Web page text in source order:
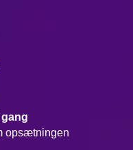
opsætningen